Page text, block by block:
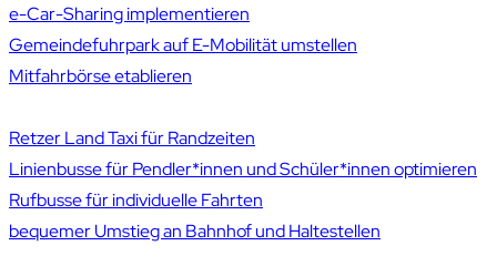
e-Car-Sharing implementieren
Gemeindefuhrpark auf E-Mobilität umstellen
Mitfahrbörse etablieren
Retzer Land Taxi für Randzeiten
Linienbusse für Pendler*innen und Schüler*innen optimieren
Rufbusse für individuelle Fahrten
bequemer Umstieg an Bahnhof und Haltestellen